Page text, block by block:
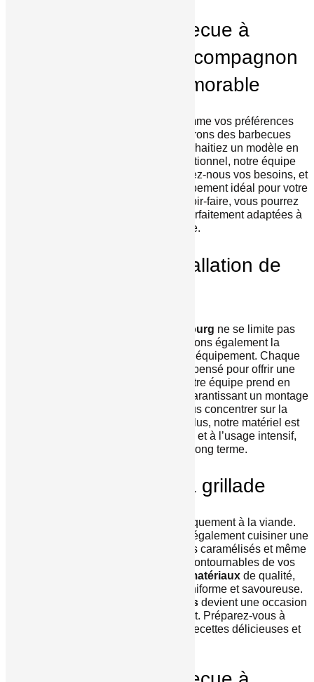
Vente de barbecue à
Luxembourg : votre compagnon
pour un été mémorable
est unique, tout comme vos préférences
culinaires. C’est pourquoi nous offrons des barbecues
fabriqués sur mesure. Que vous souhaitiez un modèle en
moderne ou un barbecue traditionnel, notre équipe
saura répondre à vos attentes. Exposez-nous vos besoins, et
nous nous chargerons de créer l’équipement idéal pour votre
espace extérieur. Grâce à notre savoir-faire, vous pourrez
savoureuses, parfaitement adaptées à
votre style de vie.
Fabrication et installation de
vente de barbecue à Luxembourg ne se limite pas
seulement à l’achat. Nous assurons également la
de votre équipement. Chaque
barbecue que nous concevons est pensé pour offrir une
optimale. Notre équipe prend en
charge tous les aspects techniques, garantissant un montage
impeccable. Vous n’avez qu’à vous concentrer sur la
de vos plats préférés. De plus, notre matériel est
conçu pour résister aux intempéries et à l’usage intensif,
assurant une durabilité à long terme.
Les plaisirs de la grillade
Un barbecue ne se résume pas uniquement à la viande.
Avec nos équipements, vous pourrez également cuisiner une
variété de plats. Légumes grillés, fruits caramélisés et même
des pizzas peuvent devenir des incontournables de vos
matériaux de qualité,
comme l’inox, permet une cuisson uniforme et savoureuse.
repas devient une occasion
de célébrer l’été avec style et goût. Préparez-vous à
impressionner vos invités avec des recettes délicieuses et